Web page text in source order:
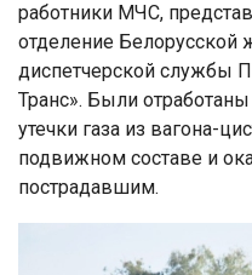
работники МЧС,
отделение Белорусской
диспетчерской службы
Транс». Были
утечки газа из вагона-
подвижном составе и
пострадавшим.